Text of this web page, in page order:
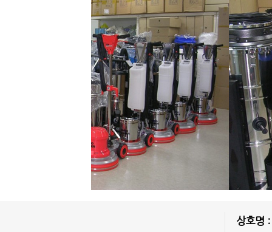
상호명